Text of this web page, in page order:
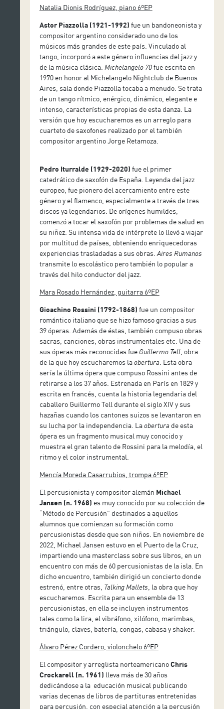
Natalia Dionis Rodríguez, piano 6ºEP
Astor Piazzolla (1921-1992) fue un bandoneonista y
compositor argentino considerado uno de los
músicos más grandes de este país. Vinculado al
tango, incorporó a este género influencias del jazz y
de la música clásica. Michelangelo 70fue escrita en
1970 en honor al Michelangelo Nightclub de Buenos
Aires, sala donde Piazzolla tocaba a menudo. Se trata
de un tango rítmico, enérgico, dinámico, elegante e
intenso, características propias de esta danza. La
versión que hoy escucharemos es un arreglo para
cuarteto de saxofones realizado por el también
compositor argentino Jorge Retamoza.
Pedro Iturralde (1929-2020) fue el primer
catedrático de saxofón de España. Leyenda del jazz
europeo, fue pionero del acercamiento entre este
género y el flamenco, especialmente a través de tres
discos ya legendarios. De orígenes humildes,
comenzó a tocar el saxofón por problemas de salud en
su niñez. Su intensa vida de intérprete lo llevó a viajar
por multitud de países, obteniendo enriquecedoras
experiencias trasladadas a sus obras. Aires Rumanos
transmite lo escolástico pero también lo popular a
través del hilo conductor del jazz.
Mara Rosado Hernández, guitarra 6ºEP
Gioachino Rossini (1792-1868) fue un compositor
romántico italiano que se hizo famoso gracias a sus
39 óperas. Además de éstas, también compuso obras
sacras, canciones, obras instrumentales etc. Una de
sus óperas más reconocidas fue Guillermo Tell, obra
de la que hoy escucharemos laobertura. Esta obra
sería la última ópera que compuso Rossini antes de
retirarse a los 37 años. Estrenada en París en 1829 y
escrita en francés, cuenta la historia legendaria del
caballero Guillermo Tell durante el siglo XIV y sus
hazañas cuando los cantones suizos se levantaron en
su lucha por la independencia. Laobertura de esta
ópera es un fragmento musical muy conocido y
muestra el gran talento de Rossini para la melodía, el
ritmo y el color instrumental.
Mencía Moreda Casarrubios, trompa 6ºEP
El percusionista y compositor alemán Michael
Jansen (n. 1968) es muy conocido por su colección de
“Método de Percusión” destinados a aquellos
alumnos que comienzan su formación como
percusionistas desde que son niños. En noviembre de
2022, Michael Jansen estuvo en el Puerto de la Cruz,
impartiendo una masterclass sobre sus libros, en un
encuentro con más de 60 percusionistas de la isla. En
dicho encuentro, también dirigió un concierto donde
estrenó, entre otras, Talking Mallets , la obra que hoy
escucharemos. Escrita para un ensemble de 13
percusionistas, en ella se incluyen instrumentos
tales como la lira, el vibráfono, xilófono, marimbas,
triángulo, claves, batería, congas, cabasa y shaker.
Álvaro Pérez Cordero, violonchelo 6ºEP
El compositor y arreglista norteamericanoChris
Crockarell (n. 1961) lleva más de 30 años
dedicándose a la educación musical publicando
varias decenas de libros de partituras entretenidas
para percusión, con especial atención a la percusión